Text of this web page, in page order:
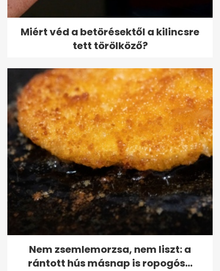
Miért véd a betörésektől a kilincsre
tett törölköző?
Nem zsemlemorzsa, nem liszt: a
rántott hús másnap is ropogós...